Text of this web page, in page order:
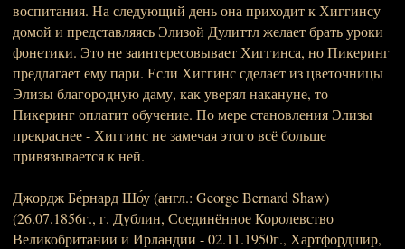
воспитания. На следующий день она приходит к Хиггинсу
домой и представляясь Элизой Дулиттл желает брать уроки
фонетики. Это не заинтересовывает Хиггинса, но Пикеринг
предлагает ему пари. Если Хиггинс сделает из цветочницы
Элизы благородную даму, как уверял накануне, то
Пикеринг оплатит обучение. По мере становления Элизы
прекраснее - Хиггинс не замечая этого всё больше
привязывается к ней.
Джордж Бе́рнард Шо́у (англ.: George Bernard Shaw)
(26.07.1856г., г. Дублин, Соединённое Королевство
Великобритании и Ирландии - 02.11.1950г., Хартфордшир,